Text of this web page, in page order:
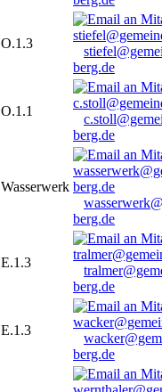
O.1.3
berg.de
O.1.1
berg.de
Wasserwerk
berg.de
E.1.3
berg.de
E.1.3
berg.de